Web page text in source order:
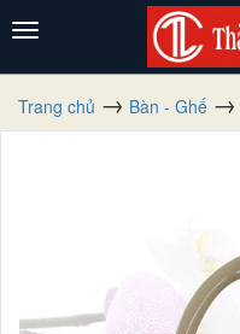
Trang chủ Bàn - Ghế